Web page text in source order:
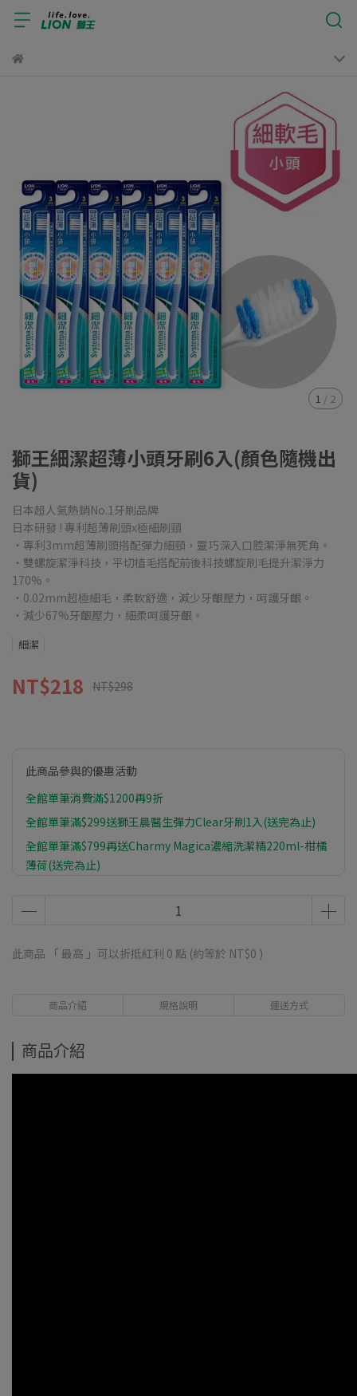
1 / 2
獅王細潔超薄小頭牙刷6入(顏色隨機出
貨)
日本超人氣熱銷No.1牙刷品牌
日本研發 ! 專利超薄刷頭x極細刷頸
・專利3mm超薄刷頭搭配彈力細頸，靈巧深入口腔潔淨無死角。
・雙螺旋潔淨科技，平切植毛搭配前後科技螺旋刷毛提升潔淨力
170%。
・0.02mm超極細毛，柔軟舒適，減少牙齦壓力，呵護牙齦。
・減少67%牙齦壓力，細柔呵護牙齦。
細潔
NT$218 NT$298
此商品參與的優惠活動
全館單筆消費滿$1200再9折
全館單筆滿$299送獅王晨醫生彈力Clear牙刷1入(送完為止)
全館單筆滿$799再送Charmy Magica濃縮洗潔精220ml-柑橘
薄荷(送完為止)
完為止)
此商品 「 最高 」可以折抵紅利 0 點 (約等於 NT$0 )
商品介紹 規格說明 運送方式
商品介紹